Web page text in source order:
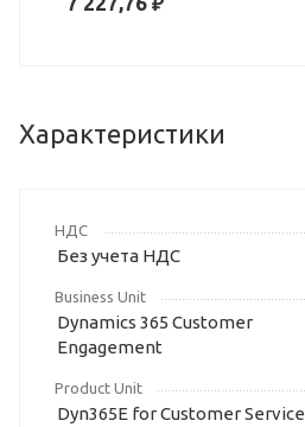
Характеристики
НДС
Без учета НДС
Business Unit
Dynamics 365 Customer
Engagement
Product Unit
Dyn365E for Customer Service